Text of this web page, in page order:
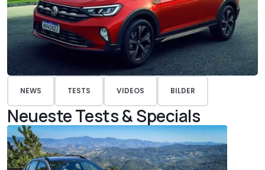
NEWS TESTS VIDEOS BILDER
Neueste Tests & Specials